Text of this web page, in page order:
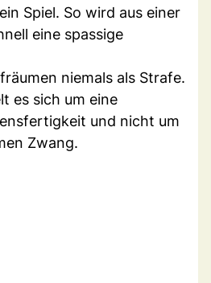
Spiel. So wird aus einer
eine spassige
niemals als Strafe.
es sich um eine
und nicht um
Zwang.